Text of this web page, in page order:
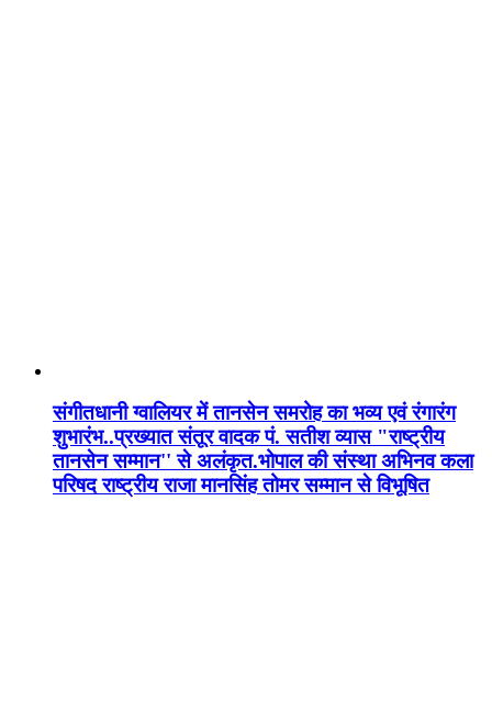
संगीतधानी ग्वालियर में तानसेन समरोह का भव्य एवं रंगारंग
शुभारंभ..प्रख्यात संतूर वादक पं. सतीश व्यास "राष्ट्रीय
तानसेन सम्मान'' से अलंकृत.भोपाल की संस्था अभिनव कला
परिषद राष्ट्रीय राजा मानसिंह तोमर सम्मान से विभूषित